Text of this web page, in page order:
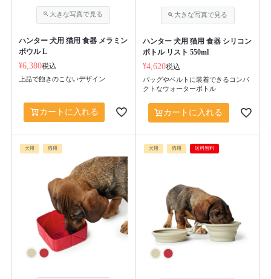
ハンター 犬用 猫用 食器 メラミン
ボウル L
¥6,380税込
上品で飽きのこないデザイン
カートに入れる
ハンター 犬用 猫用 食器 シリコン
ボトル リスト 550ml
¥4,620税込
バッグやベルトに装着できるコンパ
クトなウォーターボトル
カートに入れる
犬用 猫用 犬用 猫用 送料無料